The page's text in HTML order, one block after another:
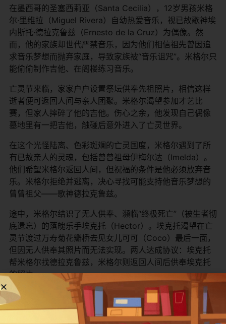
在墨西哥的圣塞西莉亚（Santa Cecilia），12岁男孩米格
尔·里维拉（Miguel Rivera）自幼热爱音乐，视已故歌神埃
内斯托·德拉克鲁兹（Ernesto de la Cruz）为偶像。然
而，他的家族却世代严禁音乐，因为他们相信祖先曾因追
求音乐梦想而抛弃家庭，导致家族被“音乐诅咒”。米格尔只
能偷偷制作吉他、在阁楼练习音乐。
亡灵节来临，家家户户设置祭坛供奉先祖照片，相信这样
逝者便可返回人间与亲人团聚。米格尔渴望参加才艺比
赛，但家人摔碎了他的吉他。伤心之余，他发现自己偶像
墓地里有一把吉他，触碰后意外进入了亡灵世界。
在这个光怪陆离、色彩斑斓的亡灵国度，米格尔遇到了所
有已故亲人的灵魂，包括曾曾祖母伊梅尔达（Imelda）。
他们希望米格尔返回人间，但祝福的条件是他必须放弃音
乐。米格尔拒绝并逃离，决心寻找可能支持他音乐梦想的
曾曾祖父——歌神德拉克鲁兹。
途中，米格尔结识了无人供奉、濒临“终极死亡”（被生者彻
底遗忘）的落魄乐手埃克托（Hector）。埃克托渴望在亡
灵节渡过万寿菊花瓣桥去见女儿可可（Coco）最后一面，
但因无人供奉其照片而无法实现。两人达成协议：埃克托
帮米格尔找德拉克鲁兹，米格尔则返回人间后供奉埃克托
的照片。
历经艰险，米格尔终于见到偶像德拉克鲁兹，却发现一个
惊人真相：德拉克鲁兹的名曲《Remember Me》实为埃
克托所作，德拉克鲁兹为窃取名利而毒死了埃克托，并拿